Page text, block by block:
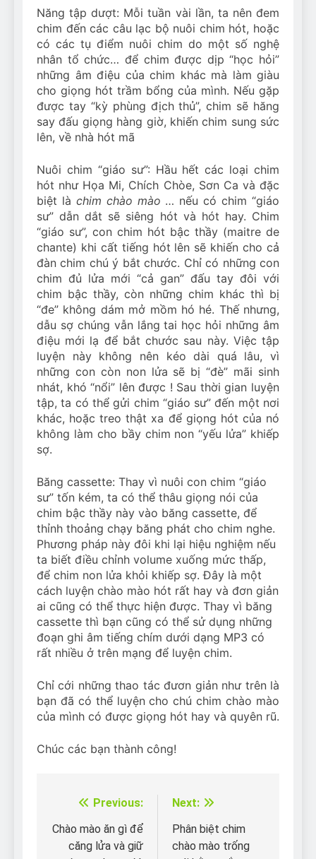
Năng tập dượt: Mỗi tuần vài lần, ta nên đem
chim đến các câu lạc bộ nuôi chim hót, hoặc
có các tụ điểm nuôi chim do một số nghệ
nhân tổ chức… để chim được dịp “học hỏi”
những âm điệu của chim khác mà làm giàu
cho giọng hót trầm bổng của mình. Nếu gặp
được tay “kỳ phùng địch thủ”, chim sẽ hăng
say đấu giọng hàng giờ, khiến chim sung sức
lên, về nhà hót mã
Nuôi chim “giáo sư”: Hầu hết các loại chim
hót như Họa Mi, Chích Chòe, Sơn Ca và đặc
biệt là chim chào mào … nếu có chim “giáo
sư” dẫn dắt sẽ siêng hót và hót hay. Chim
“giáo sư”, con chim hót bậc thầy (maitre de
chante) khi cất tiếng hót lên sẽ khiến cho cả
đàn chim chú ý bắt chước. Chỉ có những con
chim đủ lửa mới “cả gan” đấu tay đôi với
chim bậc thầy, còn những chim khác thì bị
“đe” không dám mở mồm hó hé. Thế nhưng,
dẫu sợ chúng vẫn lắng tai học hỏi những âm
điệu mới lạ để bắt chước sau này. Việc tập
luyện này không nên kéo dài quá lâu, vì
những con còn non lửa sẽ bị “đè” mãi sinh
nhát, khó “nổi” lên được ! Sau thời gian luyện
tập, ta có thể gửi chim “giáo sư” đến một nơi
khác, hoặc treo thật xa để giọng hót của nó
không làm cho bầy chim non “yếu lửa” khiếp
sợ.
Băng cassette: Thay vì nuôi con chim “giáo
sư” tốn kém, ta có thể thâu giọng nói của
chim bậc thầy này vào băng cassette, để
thỉnh thoảng chạy băng phát cho chim nghe.
Phương pháp này đôi khi lại hiệu nghiệm nếu
ta biết điều chỉnh volume xuống mức thấp,
để chim non lửa khỏi khiếp sợ. Đây là một
cách luyện chào mào hót rất hay và đơn giản
ai cũng có thể thực hiện được. Thay vì băng
cassette thì bạn cũng có thể sử dụng những
đoạn ghi âm tiếng chím dưới dạng MP3 có
rất nhiều ở trên mạng để luyện chim.
Chỉ cới những thao tác đươn giản như trên là
bạn đã có thể luyện cho chú chim chào mào
của mình có được giọng hót hay và quyên rũ.
Chúc các bạn thành công!
Điều
hướng
Previous:
Chào mào ăn gì để
căng lửa và giữ
Next:
Phân biệt chim
chào mào trống